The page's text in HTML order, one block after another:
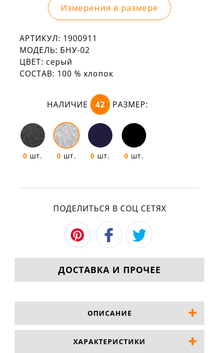
Измерения в размере
АРТИКУЛ: 1900911
МОДЕЛЬ: БНУ-02
ЦВЕТ: серый
СОСТАВ: 100 % хлопок
НАЛИЧИЕ 42 РАЗМЕР:
0 шт. 0 шт. 0 шт. 0 шт.
ПОДЕЛИТЬСЯ В СОЦ СЕТЯХ
ДОСТАВКА И ПРОЧЕЕ
ОПИСАНИЕ
ХАРАКТЕРИСТИКИ